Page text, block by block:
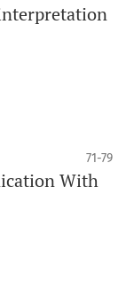
71-79
With